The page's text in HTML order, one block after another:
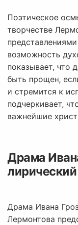
Поэтическое
творчестве
возможность
показывает, что
быть прощен,
и стремится к
подчеркивает,
важнейшие
Драма
Драма Ивана
Лермонтова